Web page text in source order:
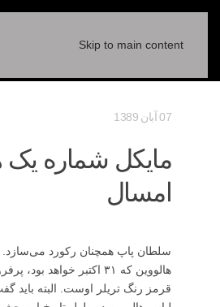
Skip to main content
07 آبان 1389
مایکل شماره یک
امسال
سلطان پاپ همچنان رکورد
هالووین که ۳۱ اکتبر خواهد
قرمز رنگ تریلر اوست. البته باید